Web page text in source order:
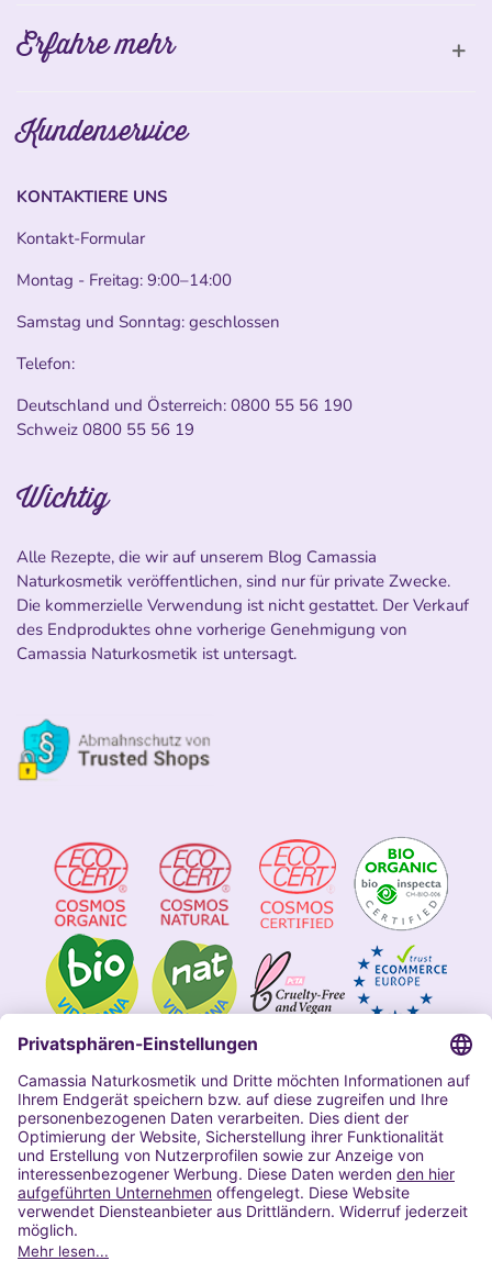
Erfahre mehr
Kundenservice
KONTAKTIERE UNS
Kontakt-Formular
Montag - Freitag: 9:00–14:00
Samstag und Sonntag: geschlossen
Telefon:
Deutschland und Österreich: 0800 55 56 190
Schweiz 0800 55 56 19
Wichtig
Alle Rezepte, die wir auf unserem Blog Camassia
Naturkosmetik veröffentlichen, sind nur für private Zwecke.
Die kommerzielle Verwendung ist nicht gestattet. Der Verkauf
des Endproduktes ohne vorherige Genehmigung von
Camassia Naturkosmetik ist untersagt.
Impressum
Allgemeine Geschäftsbedingungen
Datenschutzerklärung Camassia
Widerrufsbelehrung
Copyright 2020 | Alle Rechte vorbehalten